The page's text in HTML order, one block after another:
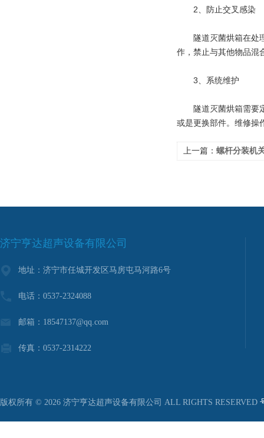
2、防止交叉感染
隧道灭菌烘箱在处理
作，禁止与其他物品混
3、系统维护
隧道灭菌烘箱需要定
或是更换部件。维修操
上一篇： 螺杆分装机关键
济宁亨达超声设备有限公司
地址：济宁市任城开发区马房屯马河路6号
电话：0537-2324088
邮箱：18547137@qq.com
传真：0537-2314222
版权所有 © 2026 济宁亨达超声设备有限公司 ALL RIGHTS RESERVED